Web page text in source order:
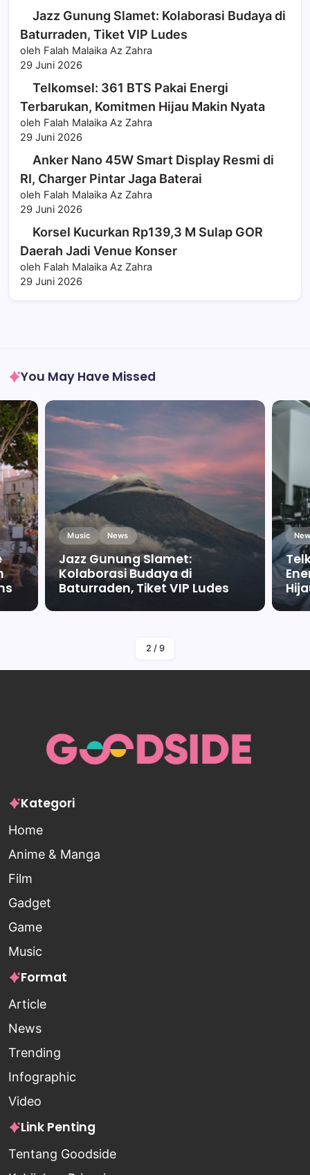
Jazz Gunung Slamet: Kolaborasi Budaya di
Baturraden, Tiket VIP Ludes
oleh Falah Malaika Az Zahra
29 Juni 2026
Telkomsel: 361 BTS Pakai Energi
Terbarukan, Komitmen Hijau Makin Nyata
oleh Falah Malaika Az Zahra
29 Juni 2026
Anker Nano 45W Smart Display Resmi di
RI, Charger Pintar Jaga Baterai
oleh Falah Malaika Az Zahra
29 Juni 2026
Korsel Kucurkan Rp139,3 M Sulap GOR
Daerah Jadi Venue Konser
oleh Falah Malaika Az Zahra
29 Juni 2026
You May Have Missed
Music News
Jazz Gunung Slamet:
Kolaborasi Budaya di
Baturraden, Tiket VIP Ludes
By Falah Malaika Az Zahra
2 / 9
Kategori
Home
Anime & Manga
Film
Gadget
Game
Music
Format
Article
News
Trending
Infographic
Video
Link Penting
Tentang Goodside